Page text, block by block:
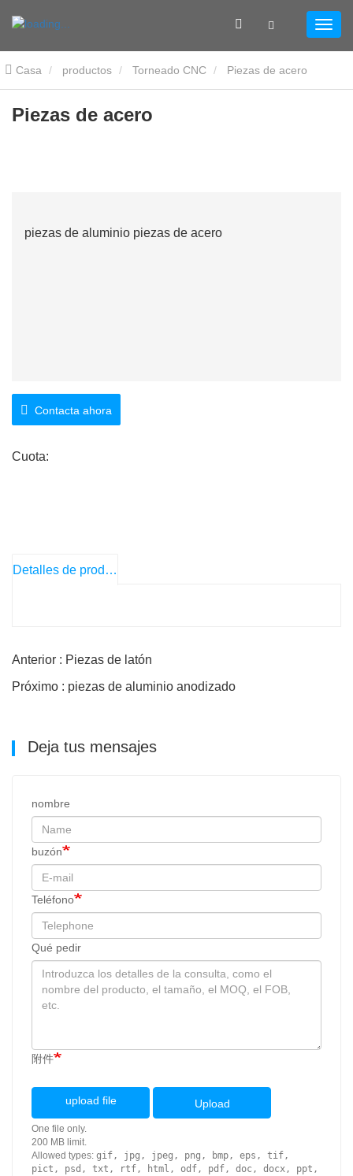
Casa productos Torneado CNC Piezas de acero
Piezas de acero
piezas de aluminio piezas de acero
Contacta ahora
Cuota:
Detalles de producto
Anterior : Piezas de latón
Próximo : piezas de aluminio anodizado
Deja tus mensajes
nombre
buzón
Teléfono
Qué pedir
附件
upload file Upload
One file only.
200 MB limit.
Allowed types: gif, jpg, jpeg, png, bmp, eps, tif,
pict, psd, txt, rtf, html, odf, pdf, doc, docx, ppt,